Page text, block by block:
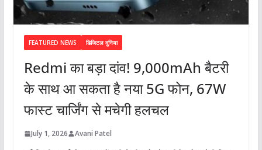
FEATURED NEWS डिजिटल दुनिया
Redmi का बड़ा दांव! 9,000mAh बैटरी
के साथ आ सकता है नया 5G फोन, 67W
फास्ट चार्जिंग से मचेगी हलचल
July 1, 2026 Avani Patel